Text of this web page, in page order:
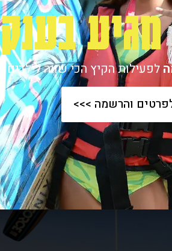
בענק
לפעילות הקיץ הכי שווה לילדים
והרשמה >>>